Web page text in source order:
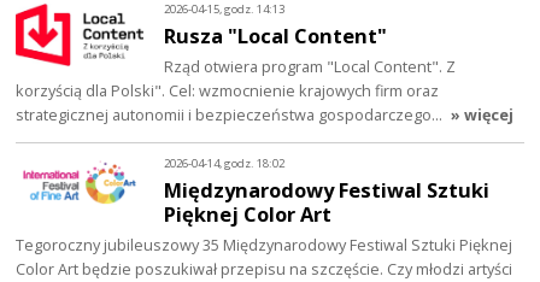
2026-04-15, godz. 14:13
Rusza "Local Content"
Rząd otwiera program "Local Content". Z
korzyścią dla Polski". Cel: wzmocnienie krajowych firm oraz
strategicznej autonomii i bezpieczeństwa gospodarczego… » więcej
2026-04-14, godz. 18:02
Międzynarodowy Festiwal Sztuki
Pięknej Color Art
Tegoroczny jubileuszowy 35 Międzynarodowy Festiwal Sztuki Pięknej
Color Art będzie poszukiwał przepisu na szczęście. Czy młodzi artyści